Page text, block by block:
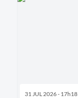
31 JUL 2026 - 17h18